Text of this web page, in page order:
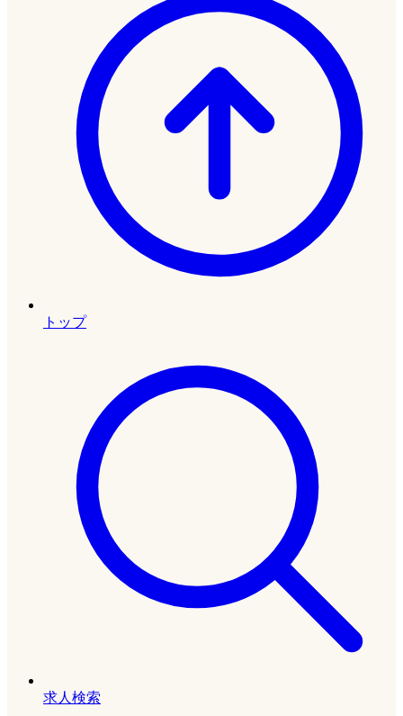
トップ
求人検索